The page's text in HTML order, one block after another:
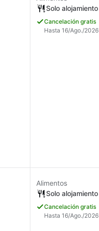
Solo alojamiento
Cancelación gratis
Hasta 16/Ago./2026
Alimentos
Solo alojamiento
Cancelación gratis
Hasta 16/Ago./2026